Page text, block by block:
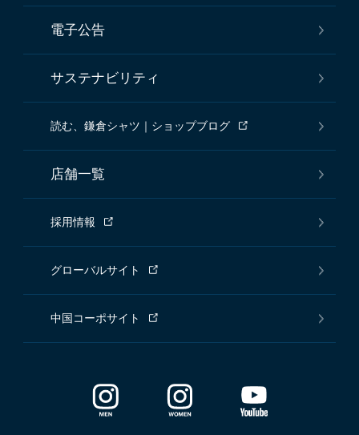
電子公告
サステナビリティ
読む、鎌倉シャツ｜ショップブログ
店舗一覧
採用情報
グローバルサイト
中国コーポサイト